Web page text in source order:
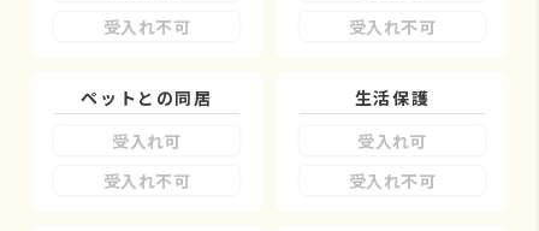
受入れ不可
受入れ不可
ペットとの同居
受入れ可
受入れ不可
生活保護
受入れ可
受入れ不可